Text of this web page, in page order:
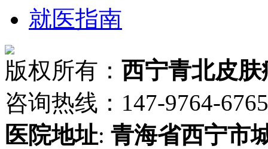
就医指南
版权所有： 西宁青北皮肤
咨询热线：147-9764-
医院地址: 青海省西宁市